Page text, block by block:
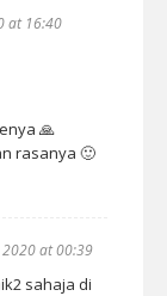
at 16:40
🙏
rasanya 🙂
at 00:39
sahaja di